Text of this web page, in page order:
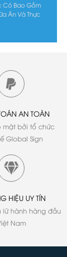
Có Bao Gồm
Ăn Và Thực
AN TOÀN
bởi tổ chức
Global Sign
HIỆU UY TÍN
lữ hành hàng đầu
Nam